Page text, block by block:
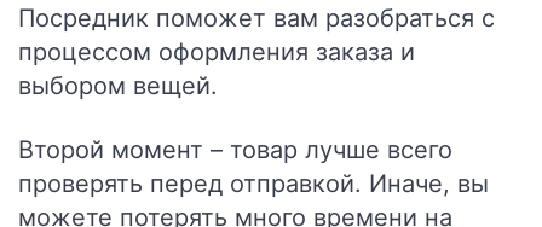
Посредник поможет вам разобраться с
процессом оформления заказа и
выбором вещей.
Второй момент – товар лучше всего
проверять перед отправкой. Иначе, вы
можете потерять много времени на